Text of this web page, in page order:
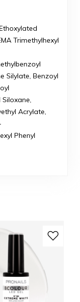
Trimethylhexyl
Silylate, Benzoyl
Acrylate,
Phenyl